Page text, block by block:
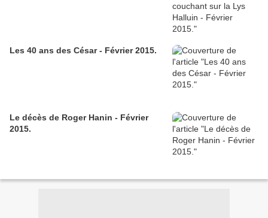
Les 40 ans des César - Février 2015.
Le décès de Roger Hanin - Février
2015.